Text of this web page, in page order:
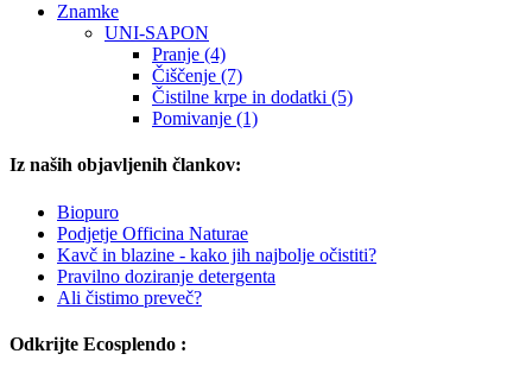
Znamke
UNI-SAPON
Pranje (4)
Čiščenje (7)
Čistilne krpe in dodatki (5)
Pomivanje (1)
Iz naših objavljenih člankov:
Biopuro
Podjetje Officina Naturae
Kavč in blazine - kako jih najbolje očistiti?
Pravilno doziranje detergenta
Ali čistimo preveč?
Odkrijte Ecosplendo :